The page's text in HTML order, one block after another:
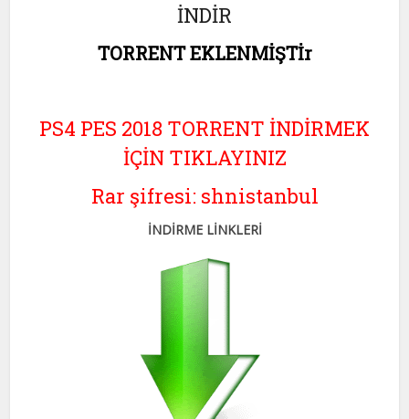
İNDİR
TORRENT EKLENMİŞTİr
PS4 PES 2018 TORRENT İNDİRMEK
İÇİN TIKLAYINIZ
Rar şifresi: shnistanbul
İNDİRME LİNKLERİ